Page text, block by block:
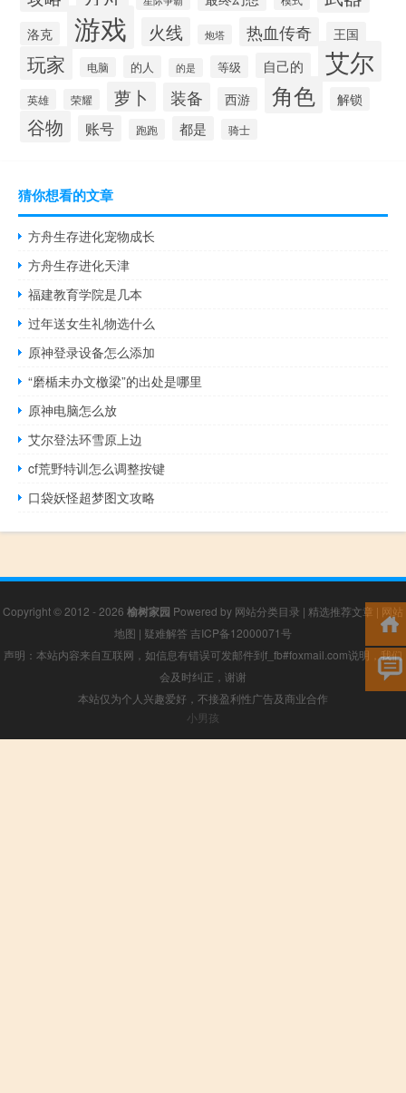
洛克 游戏 火线 炮塔 热血传奇 王国
玩家 电脑 的人 的是 等级 自己的 艾尔
英雄 荣耀 萝卜 装备 西游 角色 解锁
谷物 账号 跑跑 都是 骑士
猜你想看的文章
方舟生存进化宠物成长
方舟生存进化天津
福建教育学院是几本
过年送女生礼物选什么
原神登录设备怎么添加
“磨楯未办文檄梁”的出处是哪里
原神电脑怎么放
艾尔登法环雪原上边
cf荒野特训怎么调整按键
口袋妖怪超梦图文攻略
Copyright © 2012 - 2026 榆树家园 Powered by 网站分类目录 | 精选推荐文章 | 网站
地图 | 疑难解答 吉ICP备12000071号
声明：本站内容来自互联网，如信息有错误可发邮件到f_fb#foxmail.com说明，我们
会及时纠正，谢谢
本站仅为个人兴趣爱好，不接盈利性广告及商业合作
小男孩